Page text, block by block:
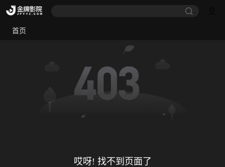
首页
哎呀! 找不到页面了